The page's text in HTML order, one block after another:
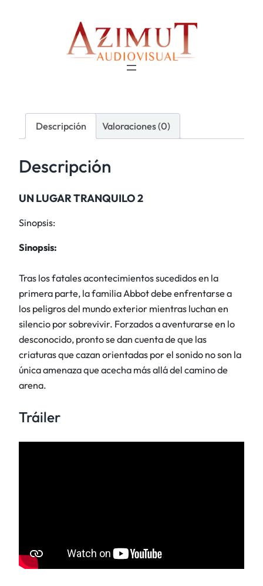
Descripción Valoraciones (0)
Descripción
UN LUGAR TRANQUILO 2
Sinopsis:
Sinopsis:
Tras los fatales acontecimientos sucedidos en la
primera parte, la familia Abbot debe enfrentarse a
los peligros del mundo exterior mientras luchan en
silencio por sobrevivir. Forzados a aventurarse en lo
desconocido, pronto se dan cuenta de que las
criaturas que cazan orientadas por el sonido no son la
única amenaza que acecha más allá del camino de
arena.
Tráiler